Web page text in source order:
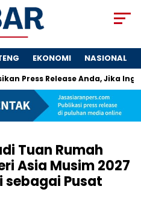
EKONOMI NASIONAL
Press Release Anda, Jika
Tuan Rumah
Asia Musim 2027
sebagai Pusat